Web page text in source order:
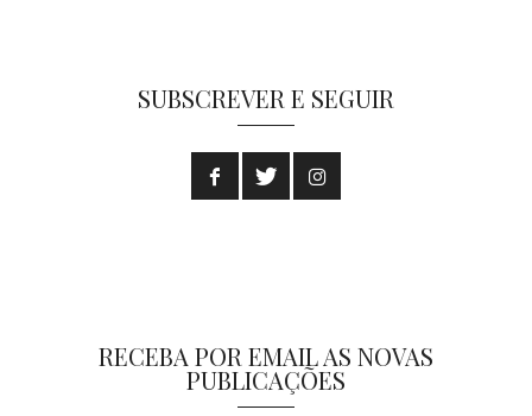
SUBSCREVER E SEGUIR
RECEBA POR EMAIL AS NOVAS
PUBLICAÇÕES